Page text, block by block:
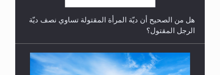
هل من الصحيح أن ديّة المرأة المقتولة تساوي نصف ديّة
الرجل المقتول؟